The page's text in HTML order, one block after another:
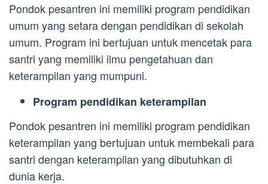
Pondok pesantren ini memiliki program pendidikan
umum yang setara dengan pendidikan di sekolah
umum. Program ini bertujuan untuk mencetak para
santri yang memiliki ilmu pengetahuan dan
keterampilan yang mumpuni.
Program pendidikan keterampilan
Pondok pesantren ini memiliki program pendidikan
keterampilan yang bertujuan untuk membekali para
santri dengan keterampilan yang dibutuhkan di
dunia kerja.